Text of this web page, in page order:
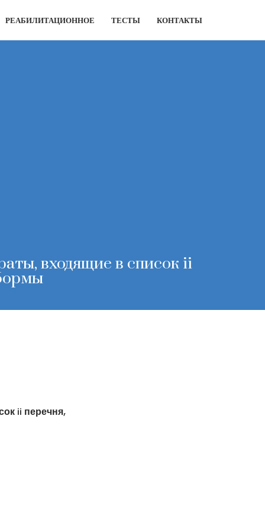
РЕАБИЛИТАЦИОННОЕ ТЕСТЫ КОНТАКТЫ
входящие в список ii
ii перечня,